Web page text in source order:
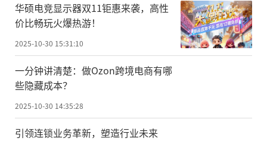
华硕电竞显示器双11钜惠来袭，高性
价比畅玩火爆热游！
2025-10-30 15:31:10
一分钟讲清楚：做Ozon跨境电商有哪
些隐藏成本？
2025-10-30 14:35:28
引领连锁业务革新，塑造行业未来